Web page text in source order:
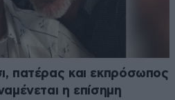
πατέρας και εκπρόσωπος
η επίσημη